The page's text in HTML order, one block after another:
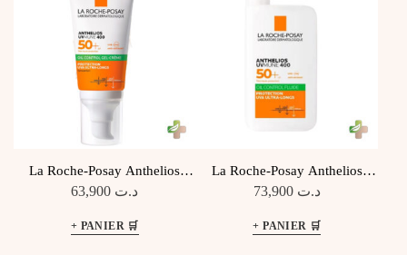
La Roche-Posay Anthelios
UVMune 400 Oil Control Gel-
د.ت
La Roche-Posay Anthelios
UVMUNE 400 Fluide Oil
د.ت 73,900